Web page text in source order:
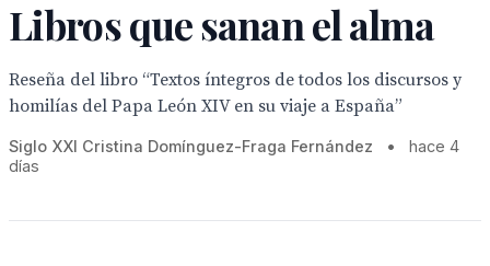
Libros que sanan el alma
Reseña del libro “Textos íntegros de todos los discursos y
homilías del Papa León XIV en su viaje a España”
Siglo XXI Cristina Domínguez-Fraga Fernández •
hace 4
días